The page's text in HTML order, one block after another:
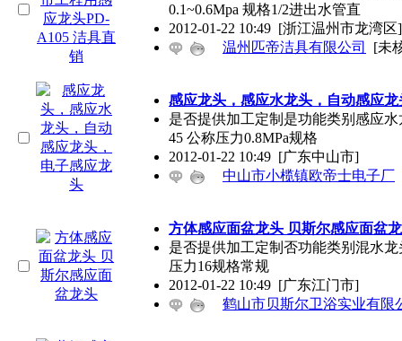
0.1~0.6Mpa 规格1/2进出水管直
2012-01-22 10:49 [浙江温州市龙湾区]
温州匹帝洁具有限公司
[未
感应龙头，感应水龙头，自动感应
是否提供加工定制是功能类别感应
45 公称压力0.8MPa规格
2012-01-22 10:49 [广东中山市]
中山市小榄镇欧帝士电子厂
方体感应面盆龙头 贝斯尔感应面盆
是否提供加工定制否功能类别混水
压力16规格常规
2012-01-22 10:49 [广东江门市]
鹤山市贝斯尔卫浴实业有限